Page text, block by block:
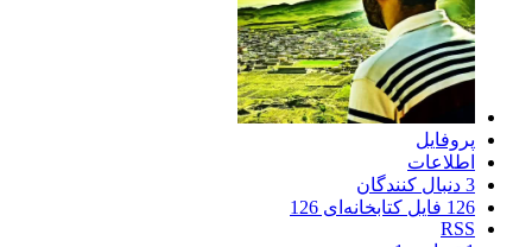
پروفایل
اطلاعات
3 دنبال کنندگان
126 فایل کتابخانه‌ای 126
RSS